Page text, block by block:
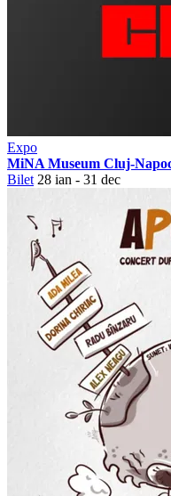
Expo
MiNA Museum Cluj-
Bilet 28 ian - 31 dec